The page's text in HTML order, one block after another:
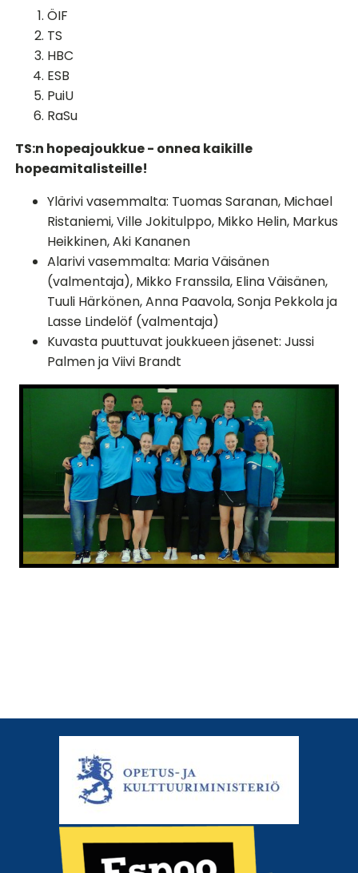
ÖIF
TS
HBC
ESB
PuiU
RaSu
TS:n hopeajoukkue - onnea kaikille
hopeamitalisteille!
Ylärivi vasemmalta: Tuomas Saranan, Michael
Ristaniemi, Ville Jokitulppo, Mikko Helin, Markus
Heikkinen, Aki Kananen
Alarivi vasemmalta: Maria Väisänen
(valmentaja), Mikko Franssila, Elina Väisänen,
Tuuli Härkönen, Anna Paavola, Sonja Pekkola ja
Lasse Lindelöf (valmentaja)
Kuvasta puuttuvat joukkueen jäsenet: Jussi
Palmen ja Viivi Brandt